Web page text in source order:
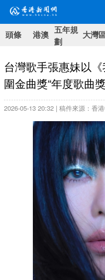
頭條 港澳 五年規
劃
大灣
台灣歌手張惠妹以
圍金曲獎“年度歌曲
2026-05-13 20:32 | 稿件來源：香